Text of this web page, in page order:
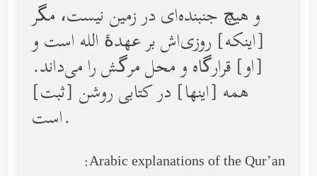
و هیچ جنبنده‌اى در زمین نیست، مگر
[اینكه‌] روزی‌اش بر عهدۀ الله است و
[او] قرارگاه و محل مرگش را مى‌داند.
همه [اینها] در كتابى روشن [ثبت‌]
است.
Arabic explanations of the Qur’an: